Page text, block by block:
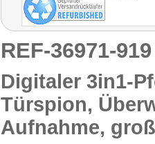
REF-36971-
Digitaler 3in1-
Türspion,
Aufnahme,